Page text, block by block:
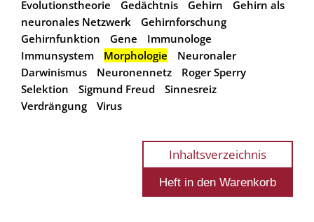
Evolutionstheorie
Gedächtnis Gehirn
Gehirn als
neuronales Netzwerk
Gehirnforschung
Gehirnfunktion
Gene
Immunologe
Immunsystem
Morphologie
Neuronaler
Darwinismus
Neuronennetz
Roger Sperry
Selektion
Sigmund Freud
Sinnesreiz
Verdrängung
Virus
Inhaltsverzeichnis